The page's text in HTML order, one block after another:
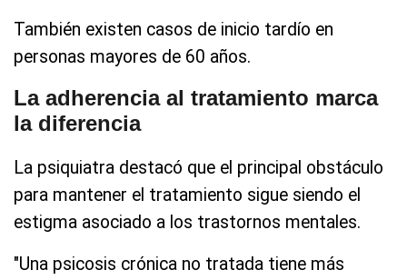
También existen casos de inicio tardío en
personas mayores de 60 años.
La adherencia al tratamiento marca
la diferencia
La psiquiatra destacó que el principal obstáculo
para mantener el tratamiento sigue siendo el
estigma asociado a los trastornos mentales.
"Una psicosis crónica no tratada tiene más